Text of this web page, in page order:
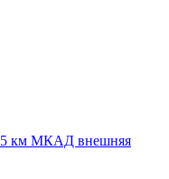
км МКАД внешняя